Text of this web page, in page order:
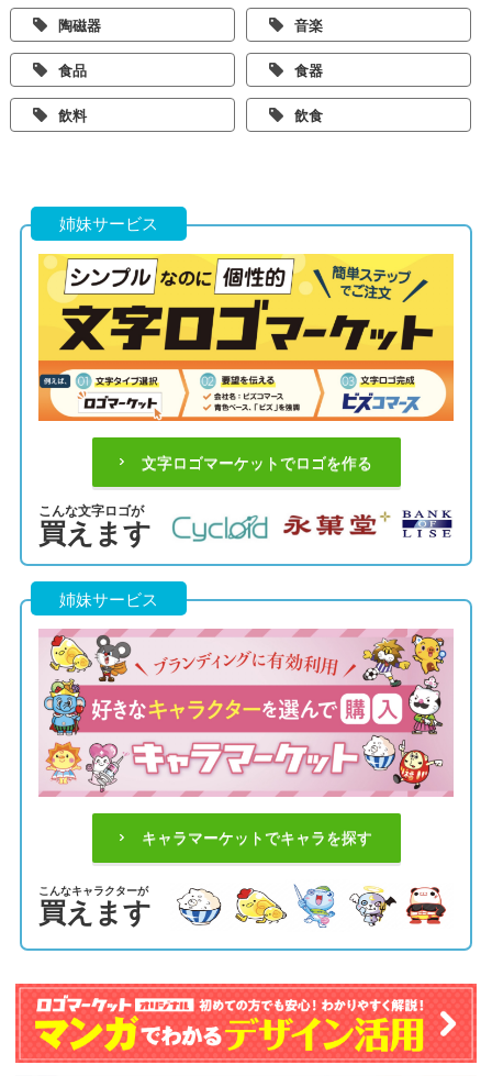
陶磁器 音楽
食品 食器
飲料 飲食
姉妹サービス
文字ロゴマーケットでロゴを作る
こんな文字ロゴが
買えます
姉妹サービス
キャラマーケットでキャラを探す
こんなキャラクターが
買えます